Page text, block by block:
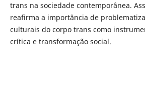
trans na sociedade contemporânea.
reafirma a importância de
culturais do corpo trans como
crítica e transformação social.